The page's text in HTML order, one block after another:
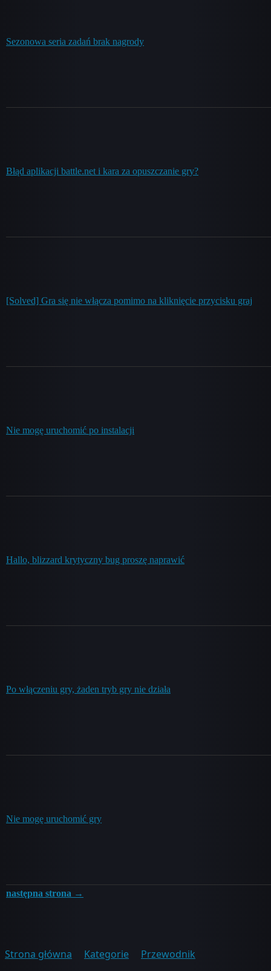
Sezonowa seria zadań brak nagrody
Błąd aplikacji battle.net i kara za opuszczanie gry?
[Solved] Gra się nie włącza pomimo na kliknięcie przycisku graj
Nie mogę uruchomić po instalacji
Hallo, blizzard krytyczny bug proszę naprawić
Po włączeniu gry, żaden tryb gry nie działa
Nie mogę uruchomić gry
następna strona →
Strona główna Kategorie Przewodnik